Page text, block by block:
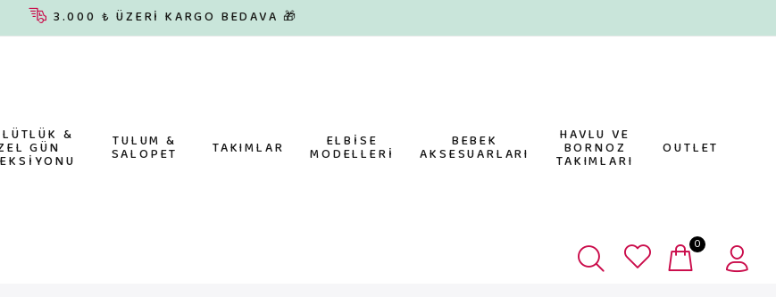
3.000 ₺ ÜZERİ KARGO BEDAVA 🎁
&
GÜN TULUM &
SALOPET TAKIMLAR ELBİSE
MODELLERİ
BEBEK
AKSESUARLARI
HAVLU VE
BORNOZ
TAKIMLARI
OUTLET
0